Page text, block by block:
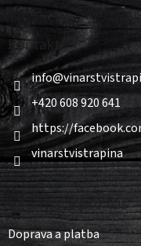
á
p
t
í
Kontakt
info@
+420 608 920 641
https://
vinarstvistrapina
Informace pro vás
Doprava a platba